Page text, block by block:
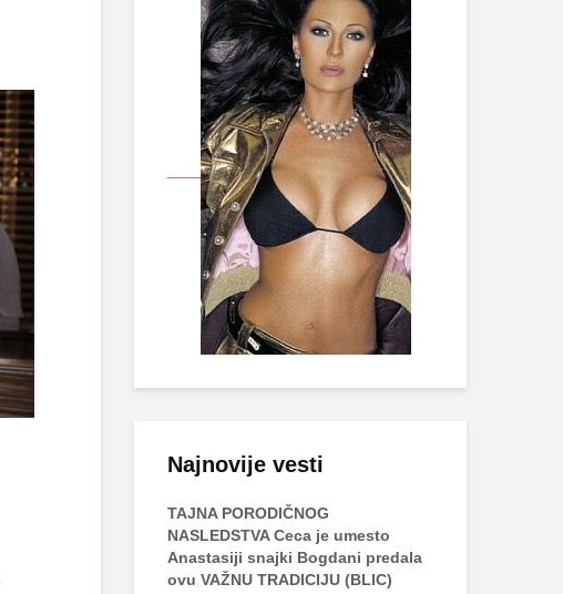
Najnovije vesti
TAJNA PORODIČNOG
NASLEDSTVA Ceca je umesto
Anastasiji snajki Bogdani predala
ovu VAŽNU TRADICIJU (BLIC)